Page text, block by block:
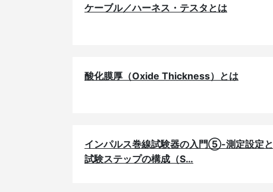
ケーブル／ハーネス・テスタとは
酸化膜厚（Oxide Thickness）とは
インパルス巻線試験器の入門⑤-測定設定と
試験ステップの構成（S…